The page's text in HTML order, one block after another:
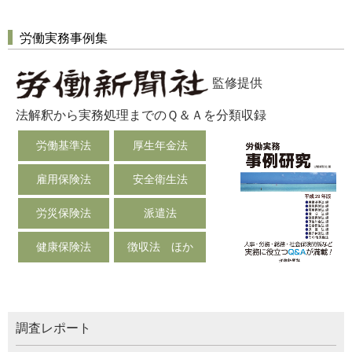
労働実務事例集
監修提供
法解釈から実務処理までのＱ＆Ａを分類収録
労働基準法 厚生年金法
雇用保険法 安全衛生法
労災保険法 派遣法
健康保険法 徴収法 ほか
調査レポート